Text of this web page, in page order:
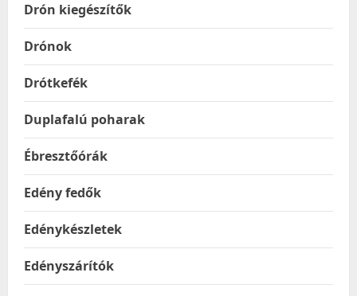
Drón kiegészítők
Drónok
Drótkefék
Duplafalú poharak
Ébresztőórák
Edény fedők
Edénykészletek
Edényszárítók